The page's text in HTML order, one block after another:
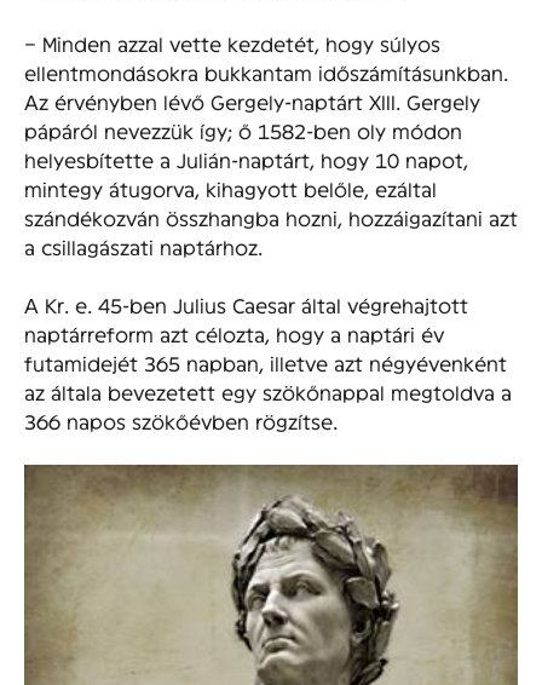
– Minden azzal vette kezdetét, hogy súlyos
ellentmondásokra bukkantam időszámításunkban.
Az érvényben lévő Gergely-naptárt XIII. Gergely
pápáról nevezzük így; ő 1582-ben oly módon
helyesbítette a Julián-naptárt, hogy 10 napot,
mintegy átugorva, kihagyott belőle, ezáltal
szándékozván összhangba hozni, hozzáigazítani azt
a csillagászati naptárhoz.
A Kr. e. 45-ben Julius Caesar által végrehajtott
naptárreform azt célozta, hogy a naptári év
futamidejét 365 napban, illetve azt négyévenként
az általa bevezetett egy szökőnappal megtoldva a
366 napos szökőévben rögzítse.